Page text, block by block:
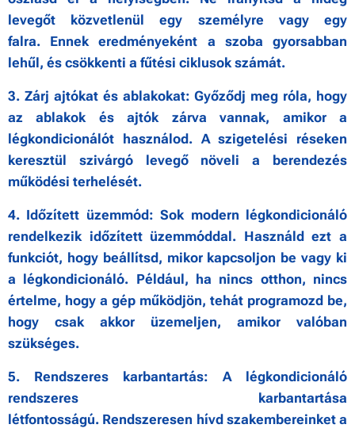
levegőt közvetlenül egy személyre vagy egy
falra. Ennek eredményeként a szoba gyorsabban
lehűl, és csökkenti a fűtési ciklusok számát.
3. Zárj ajtókat és ablakokat: Győződj meg róla, hogy
az ablakok és ajtók zárva vannak, amikor a
légkondicionálót használod. A szigetelési réseken
keresztül szivárgó levegő növelia berendezés
működési terhelését.
4. Időzített üzemmód: Sok modern légkondicionáló
rendelkezik időzített üzemmóddal. Használd ezt a
funkciót, hogy beállítsd, mikor kapcsoljon be vagy ki
a légkondicionáló. Például, ha nincs otthon, nincs
értelme, hogy a gép működjön, tehát programozd be,
hogy csak akkor üzemeljen, amikor valóban
szükséges.
5. Rendszeres karbantartás: A légkondicionáló
rendszeres karbantartása
létfontosságú. Rendszeresen hívd szakembereinket a